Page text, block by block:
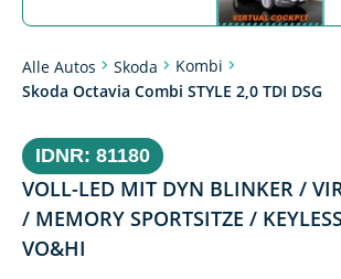
Alle Autos Skoda
Kombi
Skoda Octavia Combi STYLE 2,0 TDI DSG
IDNR: 81180
VOLL-LED MIT DYN BLINKER /
/ MEMORY SPORTSITZE /
VO&HI